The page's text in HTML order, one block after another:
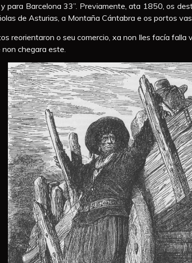
para Barcelona 33”. Previamente, ata 1850, os
de Asturias, a Montaña Cántabra e os portos
reorientaron o seu comercio, xa non lles facía
chegara este.